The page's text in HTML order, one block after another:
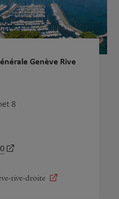
Genève Rive
8
rive-droite